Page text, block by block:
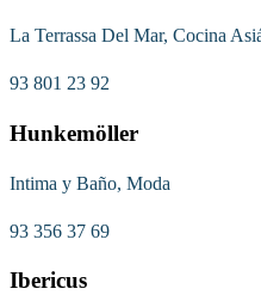
La Terrassa Del Mar, Cocina
93 801 23 92
Hunkemöller
Intima y Baño, Moda
93 356 37 69
Ibericus